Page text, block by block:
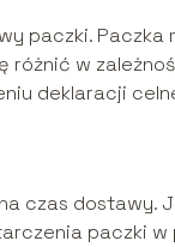
paczki. Paczka
różnić w
deklaracji
czas dostawy.
paczki